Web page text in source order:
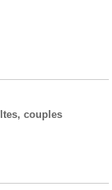
couples